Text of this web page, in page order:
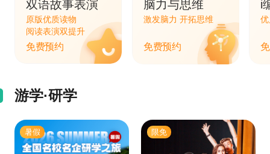
双语故事表演
原版优质读物
阅读表演双提升
免费预约
脑力与思维
激发脑力 开拓思维
免费预约
i
游学·研学
暑假 限免